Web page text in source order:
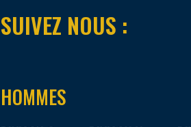
SUIVEZ NOUS :
HOMMES